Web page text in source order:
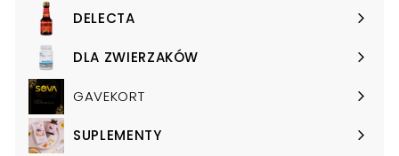
submenuDELECTA
Expand
submenuDLA ZWIERZAKÓW
Expand
submenuGAVEKORT
SUPLEMENTY
Expand